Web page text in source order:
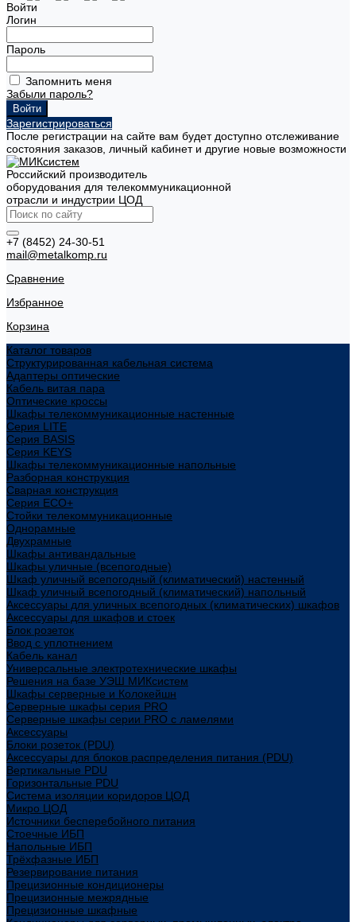
Войти
Логин
Пароль
Запомнить меня
Забыли пароль?
Зарегистрироваться
После регистрации на сайте вам будет доступно отслеживание
состояния заказов, личный кабинет и другие новые возможности
Российский производитель
оборудования для телекоммуникационной
отрасли и индустрии ЦОД
+7 (8452) 24-30-51
mail@metalkomp.ru
Сравнение
Избранное
Корзина
Каталог товаров
Структурированная кабельная система
Адаптеры оптические
Кабель витая пара
Оптические кроссы
Шкафы телекоммуникационные настенные
Cерия LITE
Cерия BASIS
Cерия KEYS
Шкафы телекоммуникационные напольные
Разборная конструкция
Сварная конструкция
Серия ECO+
Стойки телекоммуникационные
Однорамные
Двухрамные
Шкафы антивандальные
Шкафы уличные (всепогодные)
Шкаф уличный всепогодный (климатический) настенный
Шкаф уличный всепогодный (климатический) напольный
Аксессуары для уличных всепогодных (климатических) шкафов
Аксессуары для шкафов и стоек
Блок розеток
Ввод с уплотнением
Кабель канал
Универсальные электротехнические шкафы
Решения на базе УЭШ МИКсистем
Шкафы серверные и Колокейшн
Серверные шкафы серия PRO
Серверные шкафы серии PRO с ламелями
Аксессуары
Блоки розеток (PDU)
Аксессуары для блоков распределения питания (PDU)
Вертикальные PDU
Горизонтальные PDU
Система изоляции коридоров ЦОД
Микро ЦОД
Источники бесперебойного питания
Стоечные ИБП
Напольные ИБП
Трёхфазные ИБП
Резервирование питания
Прецизионные кондиционеры
Прецизионные межрядные
Прецизионные шкафные